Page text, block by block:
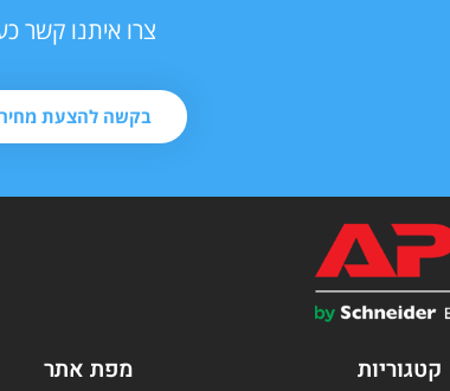
צרו איתנו קשר
בקשה להצעת מחיר
קטגוריות מפת אתר